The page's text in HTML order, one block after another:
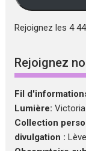
Rejoignez les 4
Rejoignez
Fil
Lumière:
Collection
divulgation :